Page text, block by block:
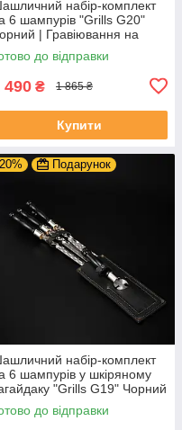
набір-комплект
6 шампурів "Grills G20"
| Гравіювання на
до відправки
490 ₴ 1 865 ₴
Купити
Подарунок
набір-комплект
6 шампурів у шкіряному
"Grills G19" Чорний
на замовлення
до відправки